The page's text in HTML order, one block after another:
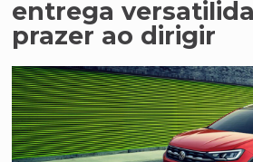
entrega
prazer ao dirigir